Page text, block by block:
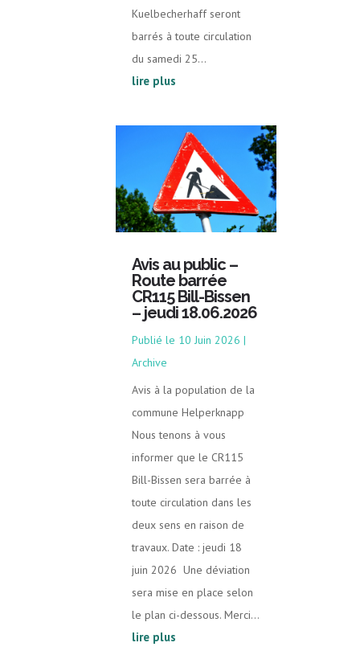
Kuelbecherhaff seront
barrés à toute circulation
du samedi 25...
lire plus
Avis au public –
Route barrée
CR115 Bill-Bissen
– jeudi 18.06.2026
10 Juin 2026 |
Archive
Avis à la population de la
commune Helperknapp
Nous tenons à vous
informer que le CR115
Bill-Bissen sera barrée à
toute circulation dans les
deux sens en raison de
travaux. Date : jeudi 18
juin 2026 Une déviation
sera mise en place selon
le plan ci-dessous. Merci...
lire plus